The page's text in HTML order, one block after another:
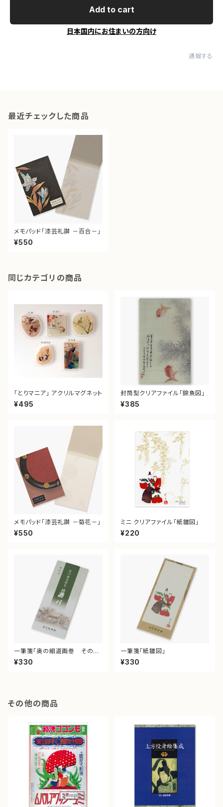
Add to cart
日本国内にお住まいの方向け
通報する
最近チェックした商品
メモパッド「漆芸礼讃 －百合－」
¥550
同じカテゴリの商品
「とりマニア」 アクリルマグネット
¥495
封筒型クリアファイル「錦魚図」
¥385
メモパッド「漆芸礼讃 －菊花－」
¥550
ミニ クリアファイル「紙雛図」
¥220
一筆箋「奥の細道画巻 その
三」
¥330
一筆箋「紙雛図」
¥330
その他の商品